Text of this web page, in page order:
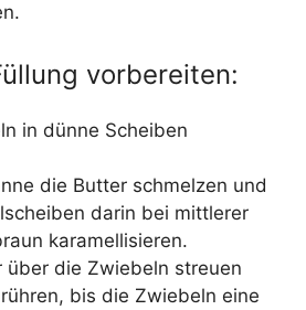
vorbereiten:
in dünne Scheiben
die Butter schmelzen und
darin bei mittlerer
karamellisieren.
über die Zwiebeln streuen
bis die Zwiebeln eine